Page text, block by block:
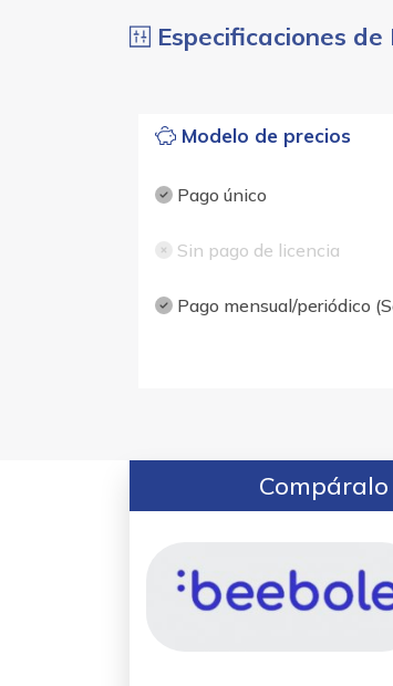
Especificaciones de
Modelo de precios
Pago único
Sin pago de licencia
Pago mensual/periódico